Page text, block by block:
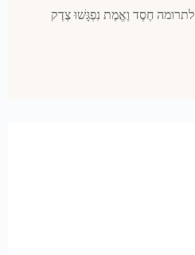
חֶסֶד וֶאֱמֶת נִפְגָּשׁוּ צֶדֶק